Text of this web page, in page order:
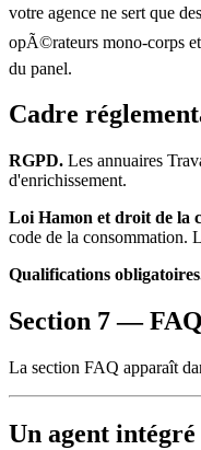
votre agence ne sert que
opÃ©rateurs mono-corps
du panel.
Cadre
RGPD. Les annuaires
d'enrichissement.
Loi Hamon et droit de la
code de la consommation.
Qualifications
Section 7 — FAQ
La section FAQ apparaît
Un agent